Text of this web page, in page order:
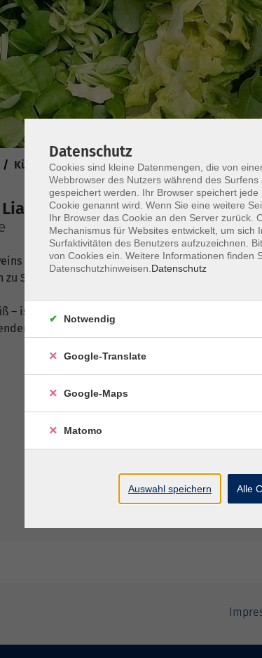
Küche & Genuss Essen und genießen
fürs Leben
harmonieren sehr gut mit verschiedenen
Schaf-, Ziegen-, Kuh- bzw. Milchkäse passt
– ist ein wunderbarer Begleiter zu verschiedenen
Bestandteil von vhs-Kochkursen.
Datenschutz
Cookies sind kleine Datenmengen, die von
Webbrowser des Nutzers während des
gespeichert werden. Ihr Browser speichert
Cookie genannt wird. Wenn Sie eine weitere
Ihr Browser das Cookie an den Server zurück.
Mechanismus für Websites entwickelt, um sich
Surfaktivitäten des Benutzers aufzuzeichnen.
von Cookies ein. Weitere Informationen finden
Datenschutzhinweisen. Datenschutz
Notwendig
Google-Translate
Google-Maps
Matomo
Auswahl speichern Alle